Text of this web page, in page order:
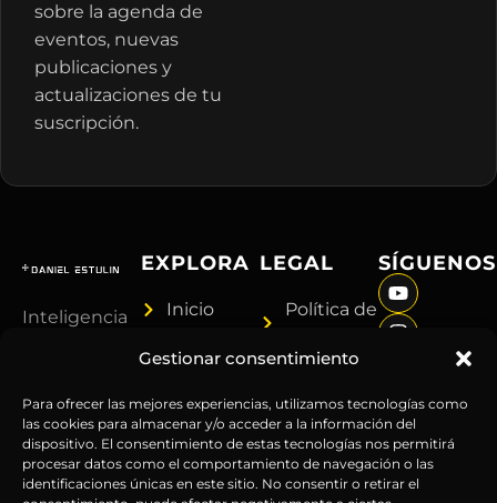
Gestionar consentimiento
Para ofrecer las mejores experiencias, utilizamos tecnologías como
las cookies para almacenar y/o acceder a la información del
dispositivo. El consentimiento de estas tecnologías nos permitirá
procesar datos como el comportamiento de navegación o las
identificaciones únicas en este sitio. No consentir o retirar el
sobre la agenda de
eventos, nuevas
publicaciones y
actualizaciones de tu
suscripción.
Inteligencia
Anticipándonos
a los
acontecimientos
globales
EXPLORA
Inicio
Daniel
Suscripciones
Webinars
Contacto
LEGAL
Política de
Términos y
Aviso
Legal
Advertencia
SÍGUENOS